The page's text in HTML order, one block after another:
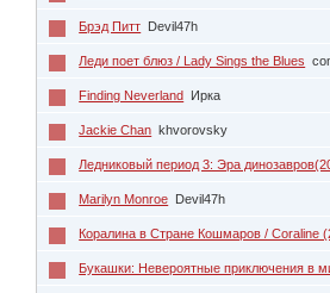
Брэд Питт Devil47h
Леди поет блюз / Lady Sings the Blues
Finding Neverland Ирка
Jackie Chan khvorovsky
Ледниковый период 3: Эра
Мarilyn Мonroe Devil47h
Коралина в Cтране Кошмаров / Coraline
Букашки: Невероятные приключения в